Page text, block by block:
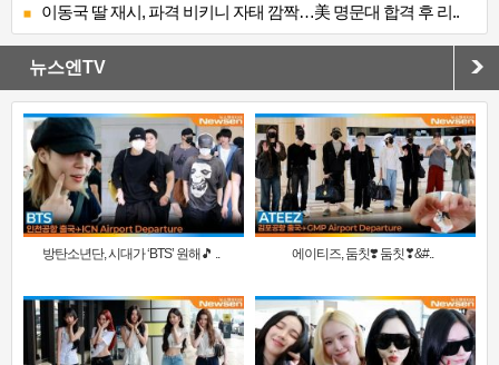
이동국 딸 재시, 파격 비키니 자태 깜짝…美 명문대 합격 후 리..
뉴스엔TV
방탄소년단, 시대가 ‘BTS’ 원해🎵 .. 에이티즈, 둠칫❣️ 둠칫❣&#..